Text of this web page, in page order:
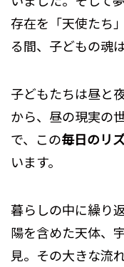
存在を「天使たち
る間、子どもの魂
子どもたちは昼と
から、昼の現実の
で、この毎日のリ
います。
暮らしの中に繰り
陽を含めた天体、
見。その大きな流